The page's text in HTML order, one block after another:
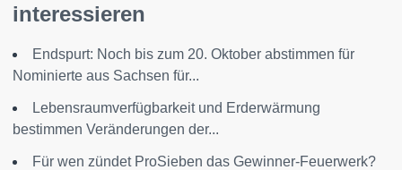
interessieren
Endspurt: Noch bis zum 20. Oktober abstimmen für
Nominierte aus Sachsen für...
Lebensraumverfügbarkeit und Erderwärmung
bestimmen Veränderungen der...
Für wen zündet ProSieben das Gewinner-Feuerwerk?